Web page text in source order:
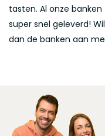
tasten. Al onze
super snel geleverd!
dan de banken aan